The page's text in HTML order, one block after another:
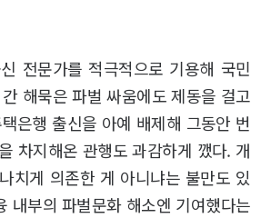
전문가를 적극적으로 기용해 국민
해묵은 파벌 싸움에도 제동을 걸고
은행 출신을 아예 배제해 그동안 번
차지해온 관행도 과감하게 깼다. 개
치게 의존한 게 아니냐는 불만도 있
내부의 파벌문화 해소엔 기여했다는